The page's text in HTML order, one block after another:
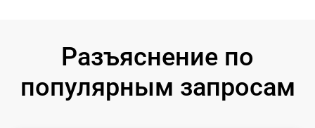
Разъяснение по
популярным запросам